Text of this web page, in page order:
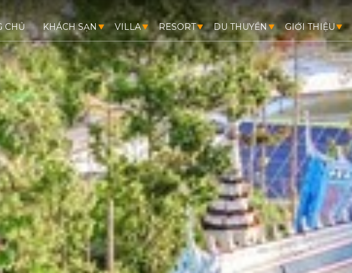
CHỦ KHÁCH SẠN VILLA RESORT DU THUYỀN GIỚI THIỆU